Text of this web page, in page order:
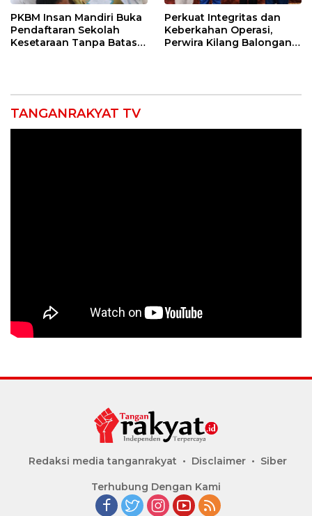
PKBM Insan Mandiri Buka
Pendaftaran Sekolah
Kesetaraan Tanpa Batas
Perkuat Integritas dan
Keberkahan Operasi,
Perwira Kilang Balongan
TANGANRAKYAT TV
Redaksi media tanganrakyat Disclaimer Siber
Terhubung Dengan Kami